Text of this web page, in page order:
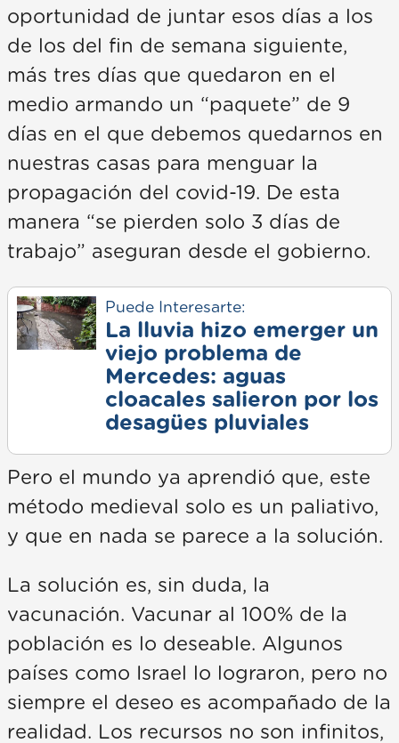
oportunidad de juntar esos días a los
de los del fin de semana siguiente,
más tres días que quedaron en el
medio armando un “paquete” de 9
días en el que debemos quedarnos en
nuestras casas para menguar la
propagación del covid-19. De esta
manera “se pierden solo 3 días de
trabajo” aseguran desde el gobierno.
Puede Interesarte:
La lluvia hizo emerger un
viejo problema de
Mercedes: aguas
cloacales salieron por los
desagües pluviales
Pero el mundo ya aprendió que, este
método medieval solo es un paliativo,
y que en nada se parece a la solución.
La solución es, sin duda, la
vacunación. Vacunar al 100% de la
población es lo deseable. Algunos
países como Israel lo lograron, pero no
siempre el deseo es acompañado de la
realidad. Los recursos no son infinitos,